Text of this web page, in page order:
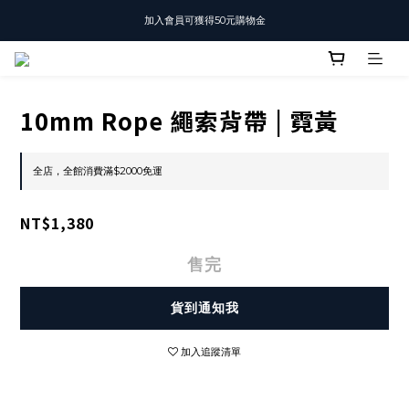
T-SHIRT任選3件$1500
加入會員可獲得50元購物金
10mm Rope 繩索背帶 | 霓黃
全店，全館消費滿$2000免運
NT$1,380
售完
貨到通知我
加入追蹤清單